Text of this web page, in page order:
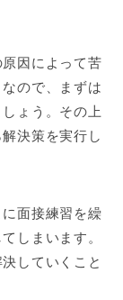
因によって苦
ので、まずは
ょう。その上
決策を実行し
面接練習を繰
しまいます。
していくこと